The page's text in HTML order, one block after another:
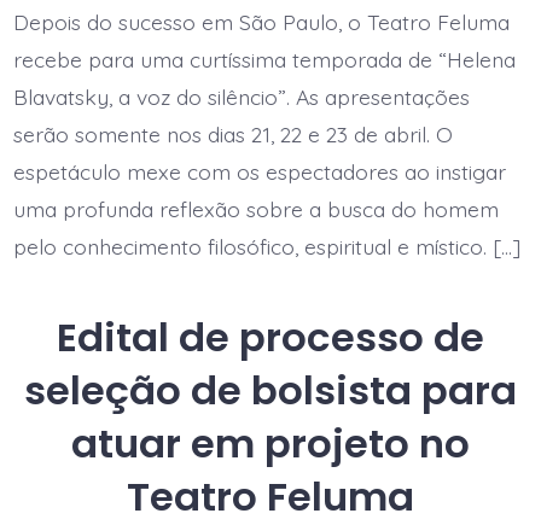
é
destaque
na
mídia
mineira
com
o
“Helena
Blavatsky,
a
voz
do
Depois do sucesso em São Paulo, o Teatro Feluma
recebe para uma curtíssima temporada de “Helena
Blavatsky, a voz do silêncio”. As apresentações
serão somente nos dias 21, 22 e 23 de abril. O
espetáculo mexe com os espectadores ao instigar
uma profunda reflexão sobre a busca do homem
pelo conhecimento filosófico, espiritual e místico. […]
Edital de processo de
seleção de bolsista para
atuar em projeto no
Teatro Feluma